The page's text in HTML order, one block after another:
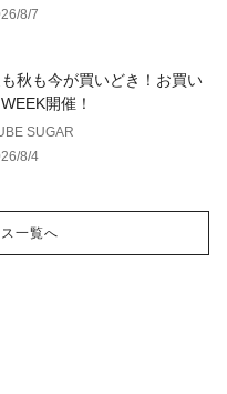
8/7
秋も今が買いどき！お買い
開催！
SUGAR
8/4
一覧へ